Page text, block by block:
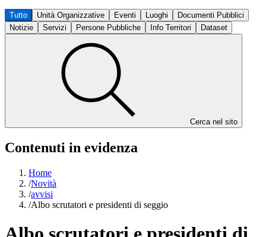
Tutto Unità Organizzative Eventi Luoghi
Documenti Pubblici
Notizie
Servizi Persone Pubbliche Info Territori Dataset
Cerca nel sito
Contenuti in evidenza
Home
/Novità
/avvisi
/Albo scrutatori e presidenti di seggio